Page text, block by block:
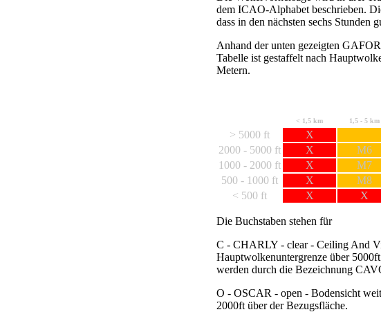
dem ICAO-Alphabet beschrieben.
dass in den nächsten sechs Stunden
Anhand der unten gezeigten
Tabelle ist gestaffelt nach
Metern.
< 1,5 km 1,5 - 5 km
> 5000 ft X
2000 - 5000 ft
X M6
1000 - 2000 ft
X M7
500 - 1000 ft
X M8
< 500 ft
X X
Die Buchstaben stehen für
C - CHARLY - clear - Ceiling And
Hauptwolkenuntergrenze über
werden durch die Bezeichnung
O - OSCAR - open - Bodensicht
2000ft über der Bezugsfläche.